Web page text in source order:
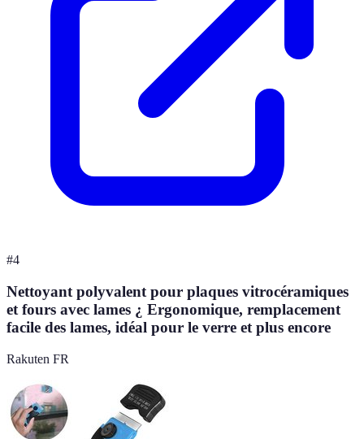
#4
Nettoyant polyvalent pour plaques vitrocéramiques
et fours avec lames ¿ Ergonomique, remplacement
facile des lames, idéal pour le verre et plus encore
Rakuten FR